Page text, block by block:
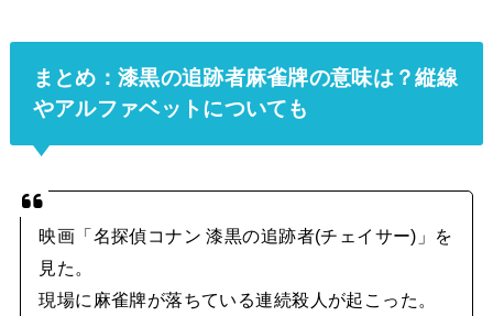
まとめ：漆黒の追跡者麻雀牌の意味は？縦線
やアルファベットについても
映画「名探偵コナン 漆黒の追跡者(チェイサー)」を
見た。
現場に麻雀牌が落ちている連続殺人が起こった。